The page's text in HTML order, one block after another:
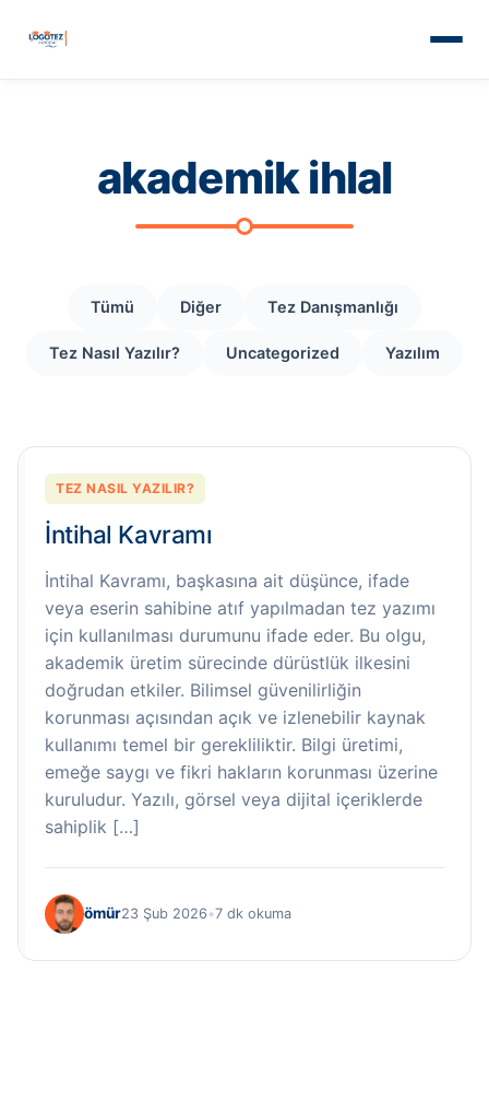
akademik ihlal
Tümü Diğer Tez Danışmanlığı
Tez Nasıl Yazılır? Uncategorized Yazılım
TEZ NASIL YAZILIR?
İntihal Kavramı
İntihal Kavramı, başkasına ait düşünce, ifade
veya eserin sahibine atıf yapılmadan tez yazımı
için kullanılması durumunu ifade eder. Bu olgu,
akademik üretim sürecinde dürüstlük ilkesini
doğrudan etkiler. Bilimsel güvenilirliğin
korunması açısından açık ve izlenebilir kaynak
kullanımı temel bir gerekliliktir. Bilgi üretimi,
emeğe saygı ve fikri hakların korunması üzerine
kuruludur. Yazılı, görsel veya dijital içeriklerde
sahiplik […]
ömür23 Şub 2026 •7 dk okuma